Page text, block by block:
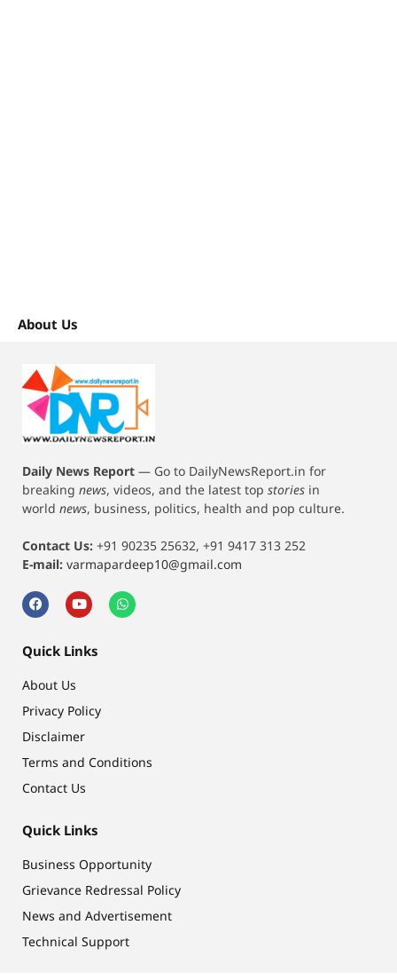
About Us
Daily News Report — Go to DailyNewsReport.in for
breaking news, videos, and the latest top stories in
world news, business, politics, health and pop culture.
Contact Us: +91 90235 25632, +91 9417 313 252
E-mail: varmapardeep10@gmail.com
Quick Links
About Us
Privacy Policy
Disclaimer
Terms and Conditions
Contact Us
Quick Links
Business Opportunity
Grievance Redressal Policy
News and Advertisement
Technical Support